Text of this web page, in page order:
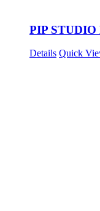
PIP STUDIO
Details Quick